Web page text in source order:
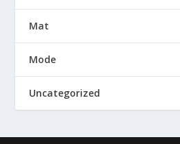
Mat
Mode
Uncategorized